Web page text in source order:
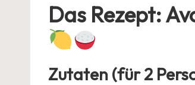
Das Rezept:
Zutaten (für 2